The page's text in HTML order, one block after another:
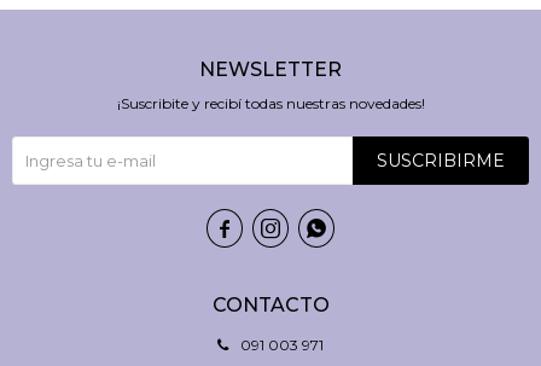
CONTACTO
091 003 971
NEWSLETTER
¡Suscribite y recibí todas nuestras novedades!
SUSCRIBIRME
  